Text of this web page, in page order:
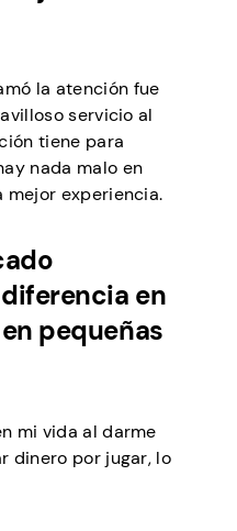
la atención fue
servicio al
tiene para
nada malo en
mejor experiencia.
en
pequeñas
mi vida al darme
dinero por jugar, lo